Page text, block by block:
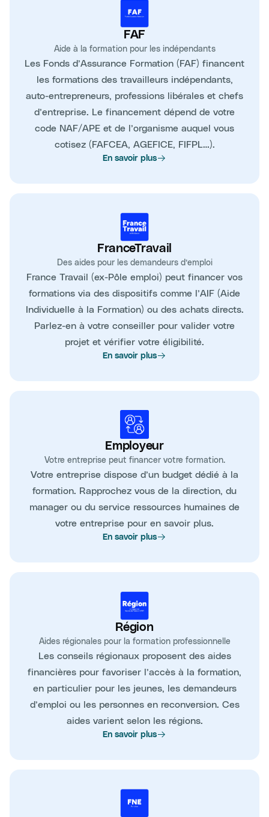
FAF
Aide à la formation pour les indépendants
Les Fonds d’Assurance Formation (FAF) financent
les formations des travailleurs indépendants,
auto-entrepreneurs, professions libérales et chefs
d’entreprise. Le financement dépend de votre
code NAF/APE et de l’organisme auquel vous
cotisez (FAFCEA, AGEFICE, FIFPL…).
En savoir plus
FranceTravail
Des aides pour les demandeurs d’emploi
France Travail (ex-Pôle emploi) peut financer vos
formations via des dispositifs comme l’AIF (Aide
Individuelle à la Formation) ou des achats directs.
Parlez-en à votre conseiller pour valider votre
projet et vérifier votre éligibilité.
En savoir plus
Employeur
Votre entreprise peut financer votre formation.
Votre entreprise dispose d’un budget dédié à la
formation. Rapprochez vous de la direction, du
manager ou du service ressources humaines de
votre entreprise pour en savoir plus.
En savoir plus
Région
Aides régionales pour la formation professionnelle
Les conseils régionaux proposent des aides
financières pour favoriser l’accès à la formation,
en particulier pour les jeunes, les demandeurs
d’emploi ou les personnes en reconversion. Ces
aides varient selon les régions.
En savoir plus